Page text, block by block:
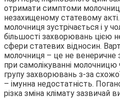
отримати симптоми
незахищеному статевому
молочниця зустрічається і у
більшості захворювань цією
сфери статевих відносин.
молочниця – це не венеричне
при самолікуванні
групу захворювань з-за
– імунна недостатність.
різка зміна клімату зазвичай